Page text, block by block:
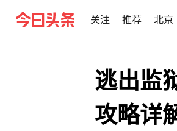
关注 推荐 北京
逃出监
攻略详